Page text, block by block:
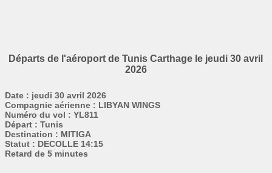
Départs de l'aéroport de Tunis Carthage le jeudi 30 avril
2026
Date : jeudi 30 avril 2026
Compagnie aérienne : LIBYAN WINGS
Numéro du vol : YL811
Départ : Tunis
Destination : MITIGA
Statut : DECOLLE 14:15
Retard de 5 minutes